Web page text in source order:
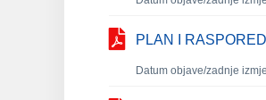
PLAN I
Datum objave/zadnje